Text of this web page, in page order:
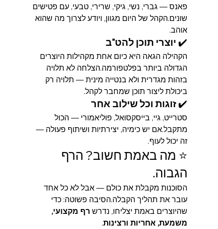
פאנס — גברי, נשי, גיקי, שרירי, טבעי, עם פטישים
שונים.הקהל של היום מגוון, ויודע לצרוך מה שהוא
אוהב.
✔️ יוצרי תוכן להט"ב
הקהילה הגאה היא כיום אחת מקהילות היוצרים
הגדולה ביותר בפלטפורמה.הצלחה לא תלויה
בזהות מגדרית ולא בנטייה מינית — תלויה רק
ביכולת ליצור תוכן שמחבר לקהל.
✔️ זוגות וכל שילוב אחר
סטרייט, גיי, בייסקסואל, פוליאמורי — הכול
מתקבל.אם יש כימיה, יצירתיות ושיתוף פעולה —
זה יכול לעוף.
⭐ מה באמת חשוב? הרף
הגבוה.
הסוכנות מקבלת את כולם — אבל לא כל אחד
עובר את תהליך הקבלה.הסיבה פשוטה: כדי
שהיוצרים באמת יצליחו, נדרש רף מקצועי,
משמעת, אחריות ורצינות.